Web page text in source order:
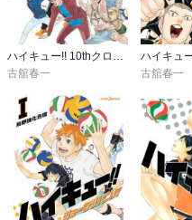
ハイキュー!! 10thクロニクル
古舘春一
古舘春一